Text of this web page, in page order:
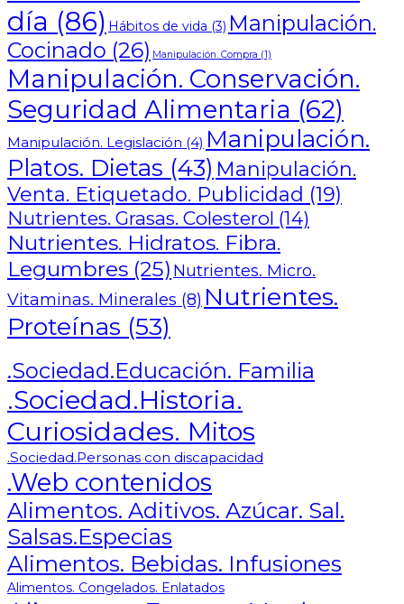
día (86) Hábitos de vida (3) Manipulación.
Cocinado (26) Manipulación. Compra (1)
Manipulación. Conservación.
Seguridad Alimentaria (62)
Manipulación. Legislación (4) Manipulación.
Platos. Dietas (43) Manipulación.
Venta. Etiquetado. Publicidad (19)
Nutrientes. Grasas. Colesterol (14)
Nutrientes. Hidratos. Fibra.
Legumbres (25) Nutrientes. Micro.
Vitaminas. Minerales (8) Nutrientes.
Proteínas (53)
.Sociedad.Educación. Familia
.Sociedad.Historia.
Curiosidades. Mitos
.Sociedad.Personas con discapacidad
.Web contenidos
Alimentos. Aditivos. Azúcar. Sal.
Salsas.Especias
Alimentos. Bebidas. Infusiones
Alimentos. Congelados. Enlatados